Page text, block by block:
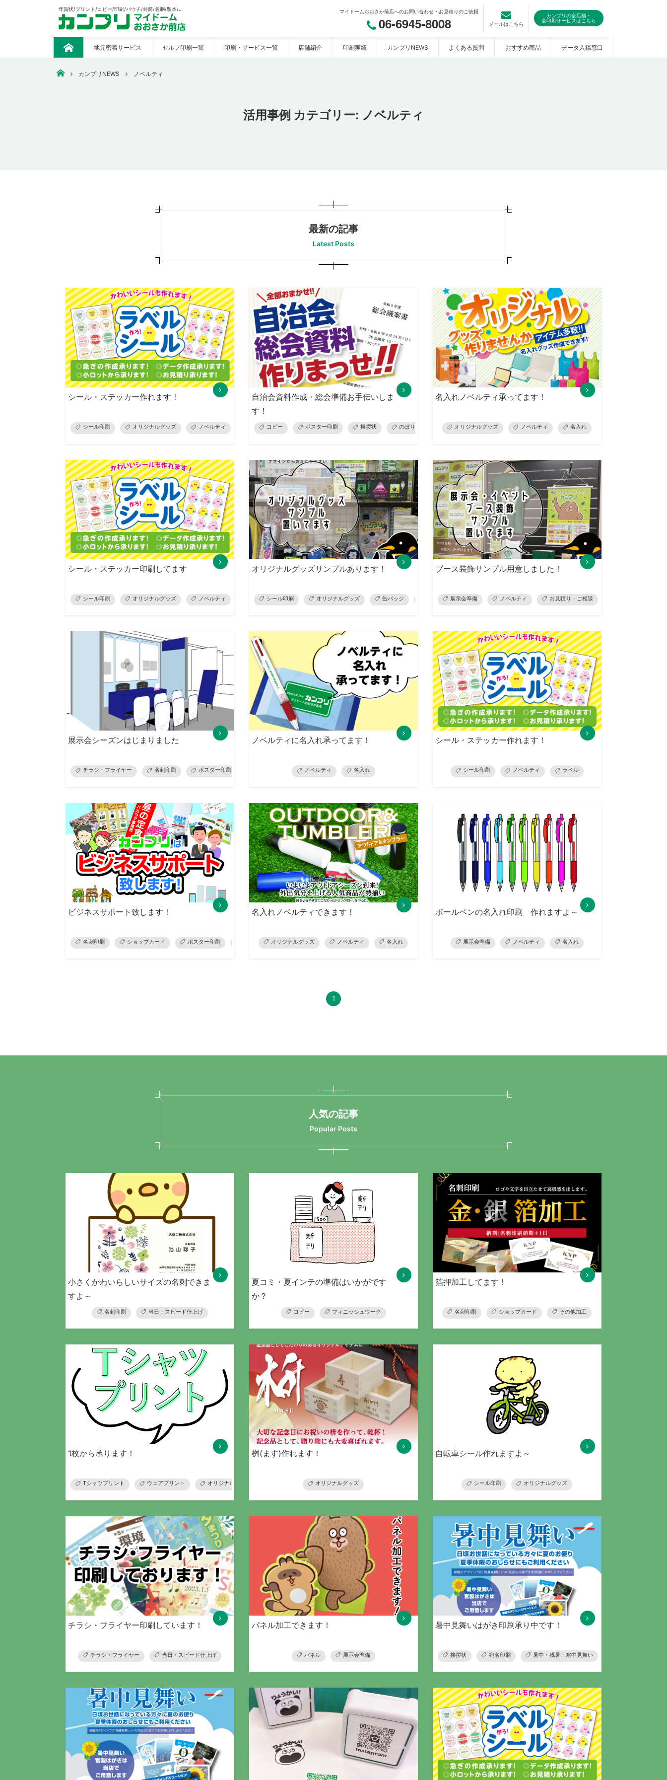
マイドームおおさか前店へのお問い合わせ・お見積りのご依頼
06-6945-8008 メールはこちら
カンプリの全店舗・
全印刷サービスはこちら
ト
プ
地元密着サービス セルフ印刷一覧 印刷・サービス一覧 店舗紹介 印刷実績 カンプリNEWS よくある質問 おすすめ商品 データ入稿窓口
大阪市中央区で安いコピー・印刷なら【カンプリマイドームおおさか】
カンプリNEWS ノベルティ
活用事例 カテゴリー: ノベルティ
最新の記事
Latest Posts
シール・ステッカー作れます！
シール印刷 オリジナルグッズ ノベルティ ラベル
自治会資料作成・総会準備お手伝いしま
す！
コピー ポスター印刷 挨拶状 のぼり・旗 横断幕・懸垂幕・幕 展示会準備 ノベルティ
名入れノベルティ承ってます！
オリジナルグッズ ノベルティ 名入れ
シール・ステッカー印刷してます
シール印刷 オリジナルグッズ ノベルティ ラベル
オリジナルグッズサンプルあります！
シール印刷 オリジナルグッズ 缶バッジ スタンプ ノベルティ
ブース装飾サンプル用意しました！
展示会準備 ノベルティ お見積り・ご相談
展示会シーズンはじまりました
チラシ・フライヤー 名刺印刷 ポスター印刷 ノベルティ 当日・スピード仕上げ お見積り・ご相談
ノベルティに名入れ承ってます！
ノベルティ 名入れ
シール・ステッカー作れます！
シール印刷 ノベルティ ラベル
ビジネスサポート致します！
名刺印刷 ショップカード ポスター印刷 シール印刷 Tシャツプリント ウェアプリント 看板制作 カッティングシート ノベルティ
名入れノベルティできます！
オリジナルグッズ ノベルティ 名入れ
ボールペンの名入れ印刷 作れますよ～
展示会準備 ノベルティ 名入れ
1
人気の記事
Popular Posts
小さくかわいらしいサイズの名刺できま
すよ～
名刺印刷 当日・スピード仕上げ
夏コミ・夏インテの準備はいかがです
か？
コピー フィニッシュワーク
箔押加工してます！
名刺印刷 ショップカード その他加工
1枚から承ります！
Tシャツプリント ウェアプリント オリジナルグッズ
桝(ます)作れます！
オリジナルグッズ
自転車シール作れますよ～
シール印刷 オリジナルグッズ
チラシ・フライヤー印刷しています！
チラシ・フライヤー 当日・スピード仕上げ
パネル加工できます！
パネル 展示会準備
暑中見舞いはがき印刷承り中です！
挨拶状 宛名印刷 暑中・残暑・寒中見舞い